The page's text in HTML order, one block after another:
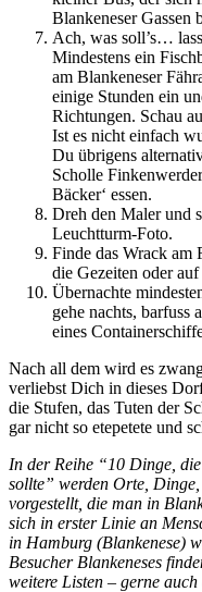
Blankeneser Gassen
Ach, was soll’s…
Mindestens ein
am Blankeneser
einige Stunden ein
Richtungen. Schau
Ist es nicht einfach
Du übrigens
Scholle
Bäcker‘ essen.
Dreh den Maler und
Leuchtturm-Foto.
Finde das Wrack am
die Gezeiten oder
Übernachte
gehe nachts, barfuss
eines
Nach all dem wird es
verliebst Dich in dieses
die Stufen, das Tuten der
gar nicht so etepetete und
In der Reihe “10 Dinge,
sollte” werden Orte,
vorgestellt, die man in
sich in erster Linie an
in Hamburg (Blankenese)
Besucher Blankeneses
weitere Listen – gerne auch